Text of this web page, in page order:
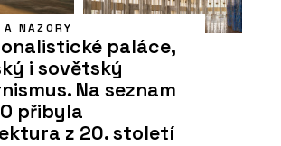
A NÁZORY
paláce,
i sovětský
Na seznam
přibyla
z 20. století